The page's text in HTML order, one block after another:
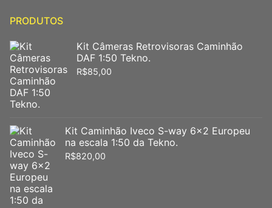
PRODUTOS
Kit Câmeras Retrovisoras Caminhão
DAF 1:50 Tekno.
R$85,00
Kit Caminhão Iveco S-way 6x2 Europeu
na escala 1:50 da Tekno.
R$820,00